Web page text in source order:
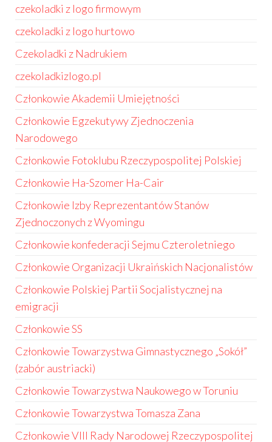
czekoladki z logo firmowym
czekoladki z logo hurtowo
Czekoladki z Nadrukiem
czekoladkizlogo.pl
Członkowie Akademii Umiejętności
Członkowie Egzekutywy Zjednoczenia
Narodowego
Członkowie Fotoklubu Rzeczypospolitej Polskiej
Członkowie Ha-Szomer Ha-Cair
Członkowie Izby Reprezentantów Stanów
Zjednoczonych z Wyomingu
Członkowie konfederacji Sejmu Czteroletniego
Członkowie Organizacji Ukraińskich Nacjonalistów
Członkowie Polskiej Partii Socjalistycznej na
emigracji
Członkowie SS
Członkowie Towarzystwa Gimnastycznego „Sokół”
(zabór austriacki)
Członkowie Towarzystwa Naukowego w Toruniu
Członkowie Towarzystwa Tomasza Zana
Członkowie VIII Rady Narodowej Rzeczypospolitej